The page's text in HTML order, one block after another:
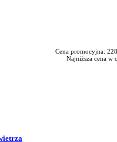
Cena promocyjna:
Najniższa cena w